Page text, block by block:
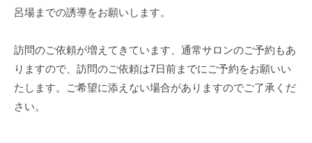
呂場までの誘導をお願いします。
訪問のご依頼が増えてきています、通常サロンのご予約もあ
りますので、訪問のご依頼は7日前までにご予約をお願いい
たします。ご希望に添えない場合がありますのでご了承くだ
さい。